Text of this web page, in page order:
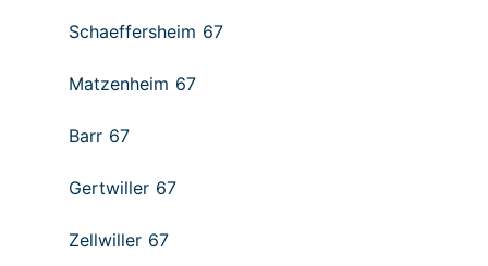
Schaeffersheim 67
Matzenheim 67
Barr 67
Gertwiller 67
Zellwiller 67